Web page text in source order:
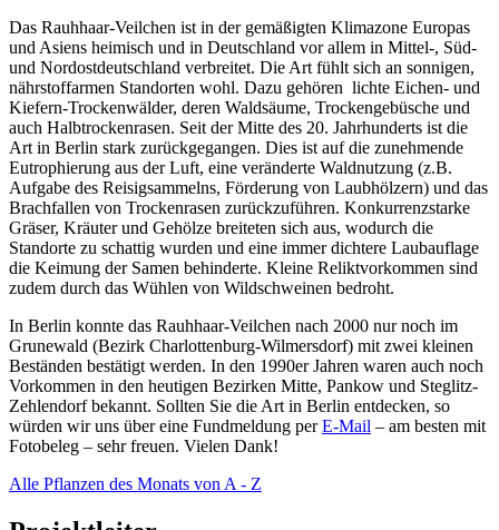
Das Rauhhaar-Veilchen ist in der gemäßigten Klimazone Europas
und Asiens heimisch und in Deutschland vor allem in Mittel-, Süd-
und Nordostdeutschland verbreitet. Die Art fühlt sich an sonnigen,
nährstoffarmen Standorten wohl. Dazu gehören lichte Eichen- und
Kiefern-Trockenwälder, deren Waldsäume, Trockengebüsche und
auch Halbtrockenrasen. Seit der Mitte des 20. Jahrhunderts ist die
Art in Berlin stark zurückgegangen. Dies ist auf die zunehmende
Eutrophierung aus der Luft, eine veränderte Waldnutzung (z.B.
Aufgabe des Reisigsammelns, Förderung von Laubhölzern) und das
Brachfallen von Trockenrasen zurückzuführen. Konkurrenzstarke
Gräser, Kräuter und Gehölze breiteten sich aus, wodurch die
Standorte zu schattig wurden und eine immer dichtere Laubauflage
die Keimung der Samen behinderte. Kleine Reliktvorkommen sind
zudem durch das Wühlen von Wildschweinen bedroht.
In Berlin konnte das Rauhhaar-Veilchen nach 2000 nur noch im
Grunewald (Bezirk Charlottenburg-Wilmersdorf) mit zwei kleinen
Beständen bestätigt werden. In den 1990er Jahren waren auch noch
Vorkommen in den heutigen Bezirken Mitte, Pankow und Steglitz-
Zehlendorf bekannt. Sollten Sie die Art in Berlin entdecken, so
würden wir uns über eine Fundmeldung perE-Mail – am besten mit
Fotobeleg – sehr freuen. Vielen Dank!
Alle Pflanzen des Monats von A - Z